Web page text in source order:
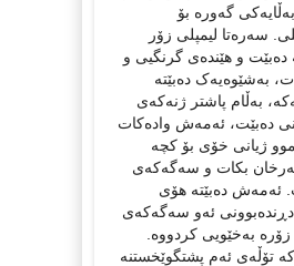
گەورە بۆ
سەرەتا لیمپلی زۆر
و هێندەی گرنگیی و
بەشێوەیەک دەبێتە
بەڵام پاشتر ژنەکەی
دەبێت، ئەمەش وادەکات
ژیانی خۆی بۆ کچە
بکات و سەگەکەی
ئەمەش دەبێتە هۆی
ئەو سەگەکەی
بەخێویی کردووە.
تۆڵەی ئەم پشتگوێخستنە